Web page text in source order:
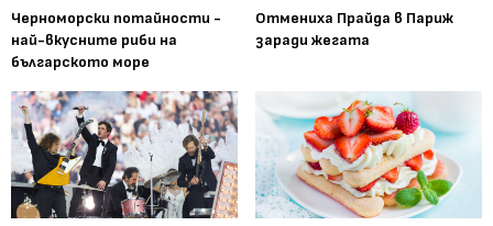
Черноморски потайности -
най-вкусните риби на
българското море
Отмениха Прайда в Париж
заради жегата